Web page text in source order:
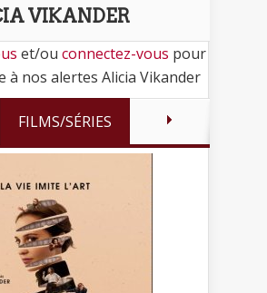
VIKANDER
et/ou connectez-vous pour
à nos alertes Alicia Vikander
FILMS/SÉRIES